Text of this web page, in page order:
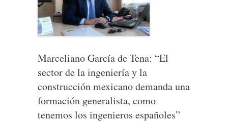
Marceliano García de Tena: “El
sector de la ingeniería y la
construcción mexicano demanda una
formación generalista, como
tenemos los ingenieros españoles”